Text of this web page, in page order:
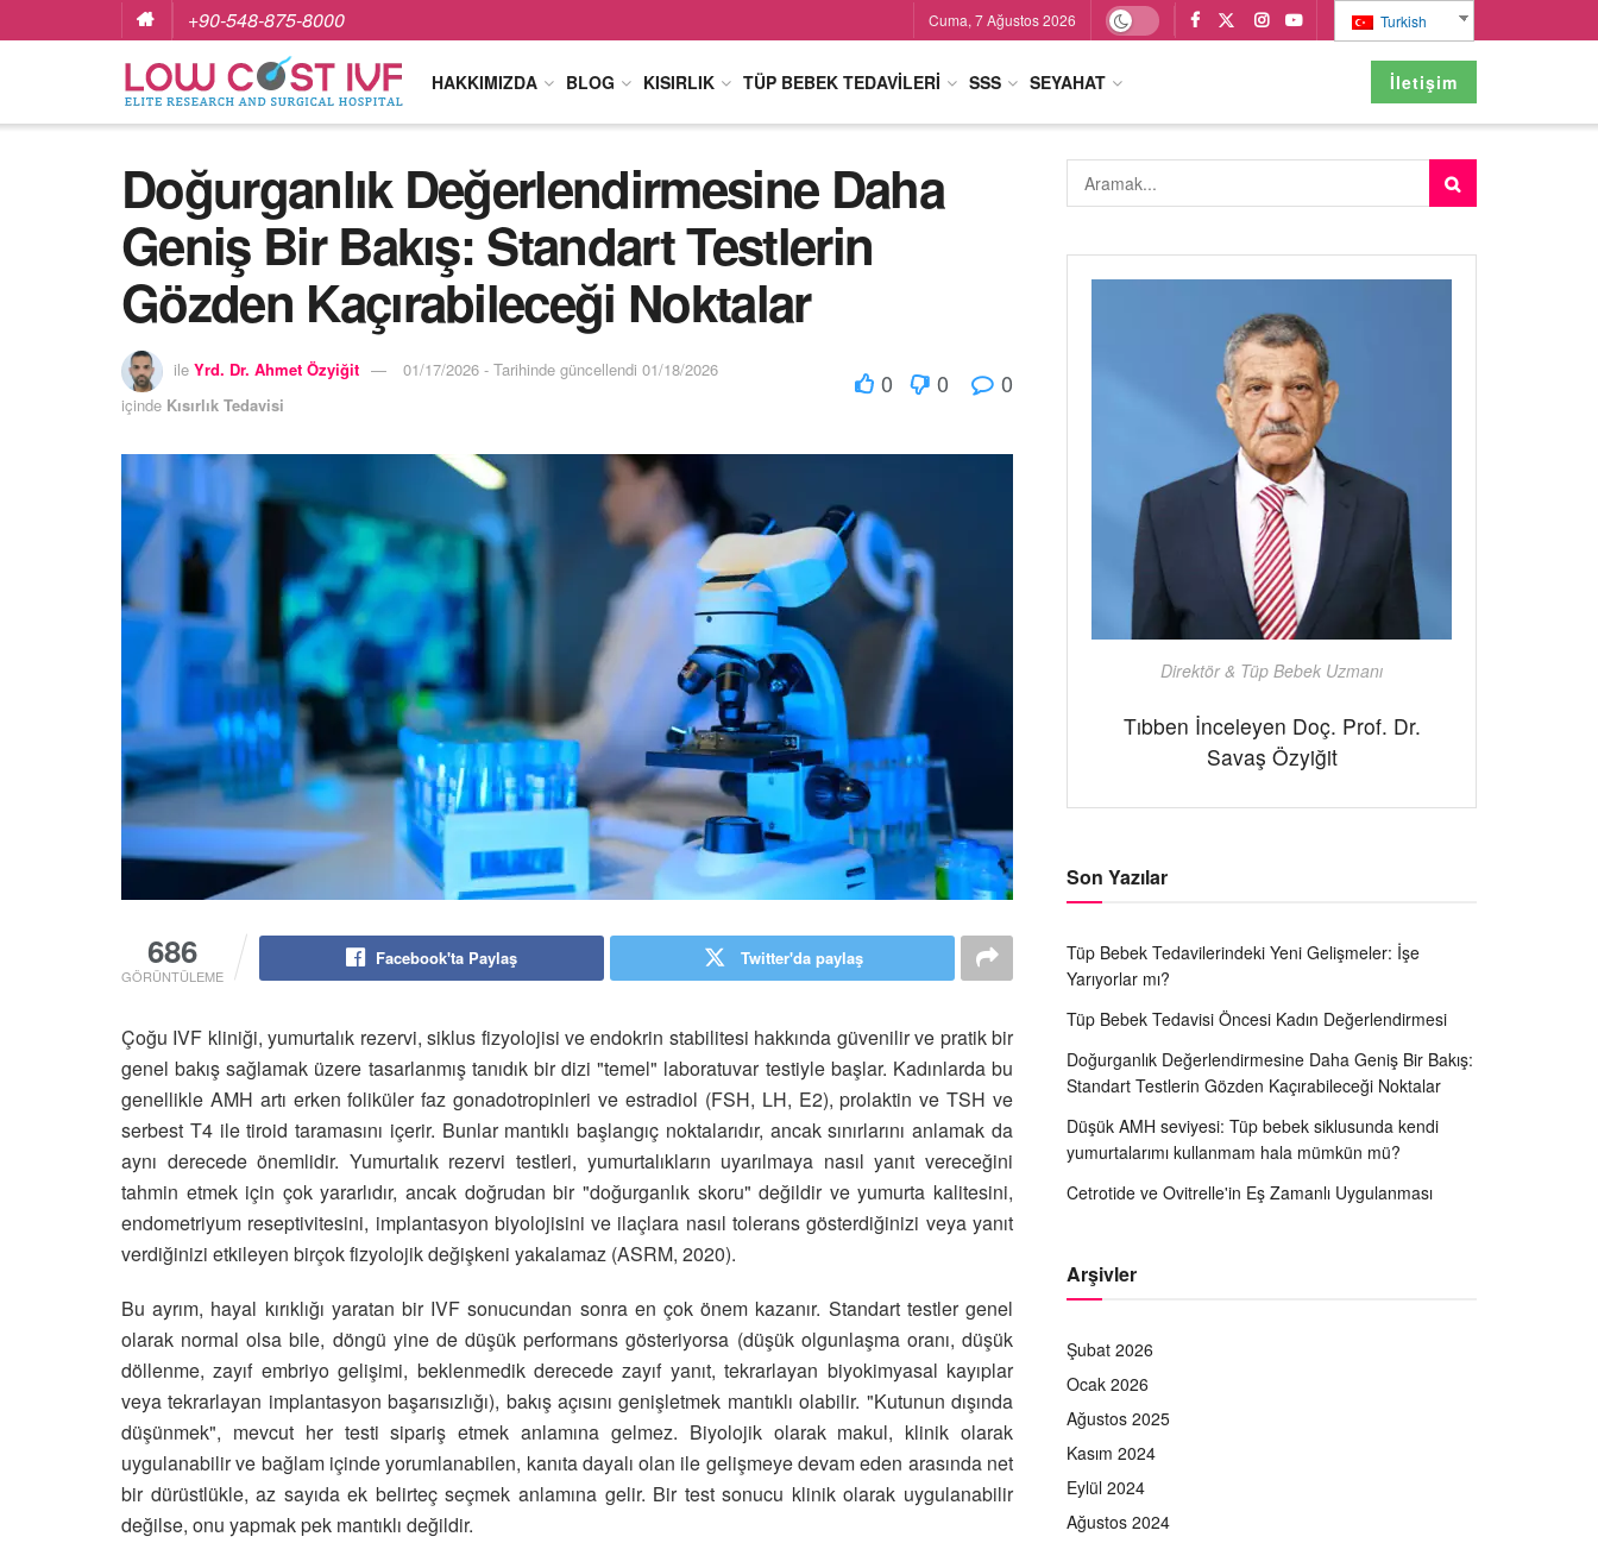
+90-548-875-8000 Cuma, 7 Ağustos 2026 Turkish
HAKKIMIZDA BLOG KISIRLIK TÜP BEBEK TEDAVILERI SSS SEYAHAT İletişim
Doğurganlık Değerlendirmesine Daha
Geniş Bir Bakış: Standart Testlerin
Gözden Kaçırabileceği Noktalar
ile Yrd. Dr. Ahmet Özyiğit
01/17/2026 - Tarihinde güncellendi 01/18/2026
içinde Kısırlık Tedavisi
0 0 0
686
GÖRÜNTÜLEME
Facebook'ta Paylaş Twitter'da paylaş
Çoğu IVF kliniği, yumurtalık rezervi, siklus fizyolojisi ve endokrin stabilitesi hakkında güvenilir ve pratik bir
genel bakış sağlamak üzere tasarlanmış tanıdık bir dizi "temel" laboratuvar testiyle başlar. Kadınlarda bu
genellikle AMH artı erken foliküler faz gonadotropinleri ve estradiol (FSH, LH, E2), prolaktin ve TSH ve
serbest T4 ile tiroid taramasını içerir. Bunlar mantıklı başlangıç noktalarıdır, ancak sınırlarını anlamak da
aynı derecede önemlidir. Yumurtalık rezervi testleri, yumurtalıkların uyarılmaya nasıl yanıt vereceğini
tahmin etmek için çok yararlıdır, ancak doğrudan bir "doğurganlık skoru" değildir ve yumurta kalitesini,
endometriyum reseptivitesini, implantasyon biyolojisini ve ilaçlara nasıl tolerans gösterdiğinizi veya yanıt
verdiğinizi etkileyen birçok fizyolojik değişkeni yakalamaz (ASRM, 2020).
Bu ayrım, hayal kırıklığı yaratan bir IVF sonucundan sonra en çok önem kazanır. Standart testler genel
olarak normal olsa bile, döngü yine de düşük performans gösteriyorsa (düşük olgunlaşma oranı, düşük
döllenme, zayıf embriyo gelişimi, beklenmedik derecede zayıf yanıt, tekrarlayan biyokimyasal kayıplar
veya tekrarlayan implantasyon başarısızlığı), bakış açısını genişletmek mantıklı olabilir. "Kutunun dışında
düşünmek", mevcut her testi sipariş etmek anlamına gelmez. Biyolojik olarak makul, klinik olarak
uygulanabilir ve bağlam içinde yorumlanabilen, kanıta dayalı olan ile gelişmeye devam eden arasında net
bir dürüstlükle, az sayıda ek belirteç seçmek anlamına gelir. Bir test sonucu klinik olarak uygulanabilir
değilse, onu yapmak pek mantıklı değildir.
Direktör & Tüp Bebek Uzmanı
Tıbben İnceleyen Doç. Prof. Dr.
Savaş Özyiğit
Son Yazılar
Tüp Bebek Tedavilerindeki Yeni Gelişmeler: İşe
Yarıyorlar mı?
Tüp Bebek Tedavisi Öncesi Kadın Değerlendirmesi
Doğurganlık Değerlendirmesine Daha Geniş Bir Bakış:
Standart Testlerin Gözden Kaçırabileceği Noktalar
Düşük AMH seviyesi: Tüp bebek siklusunda kendi
yumurtalarımı kullanmam hala mümkün mü?
Cetrotide ve Ovitrelle'in Eş Zamanlı Uygulanması
Arşivler
Şubat 2026
Ocak 2026
Ağustos 2025
Kasım 2024
Eylül 2024
Ağustos 2024